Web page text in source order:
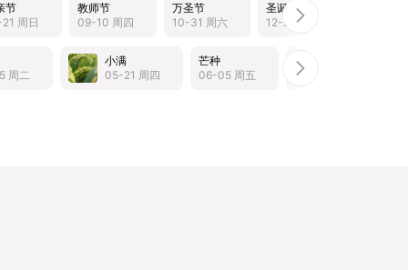
节
周日
教师节
09-10 周四
万圣节
10-31 周六
圣诞节
12-25 周五
周二
小满
05-21 周四
芒种
06-05 周五
夏至
06-21 周日